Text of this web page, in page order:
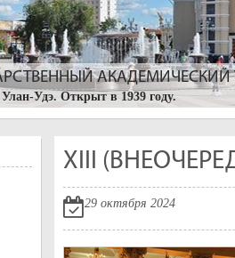
АКАДЕМИЧЕСКИЙ
Удэ. Открыт в 1939 году.
XIII
29 октября 2024